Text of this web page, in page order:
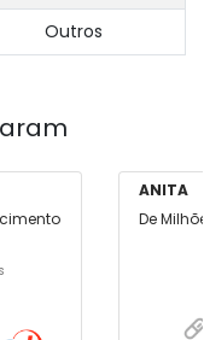
Outros
ANITA
De